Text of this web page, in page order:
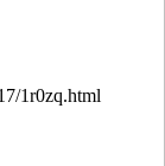
1r0zq.html